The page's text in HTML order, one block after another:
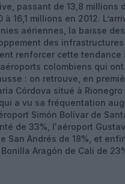
passant de 13,8 millions
16,1 millions en 2012.
aériennes, la baisse
des infrastructures
renforcer cette tendance
colombiens qui
: on retrouve, en
Córdova situé à Rionegro
a vu sa fréquentation
Simón Bolívar de
de 33%, l'aéroport
San Andrés de 18%, et
Aragón de Cali de